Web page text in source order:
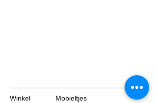
Winkel
Mobieltjes